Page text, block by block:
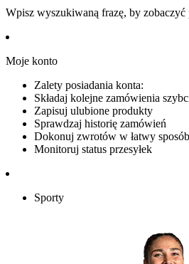
Wpisz wyszukiwaną frazę, by zobaczyć
Moje konto
Zalety posiadania konta:
Składaj kolejne zamówienia
Zapisuj ulubione produkty
Sprawdzaj historię zamówień
Dokonuj zwrotów w łatwy sposób
Monitoruj status przesyłek
Sporty